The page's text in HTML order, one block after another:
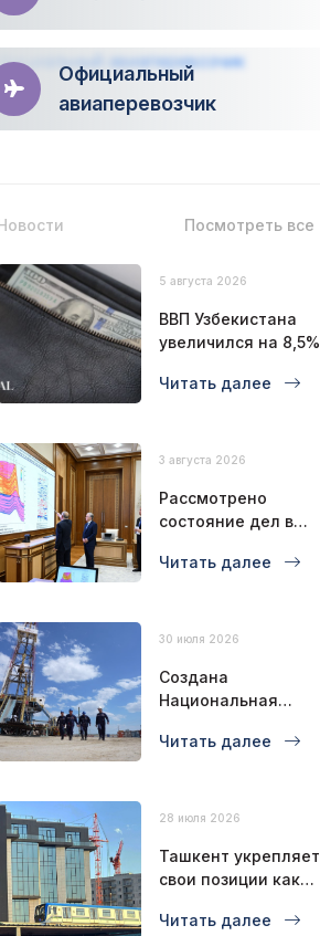
Официальный
авиаперевозчик
Посмотреть все
5 августа 2026
ВВП Узбекистана
увеличился на 8,5%
Читать далее
3 августа 2026
Рассмотрено
состояние дел в
отрасли
Читать далее
30 июля 2026
Создана
Национальная
Читать далее
28 июля 2026
Ташкент укрепляет
свои позиции как
мегаполис
Читать далее